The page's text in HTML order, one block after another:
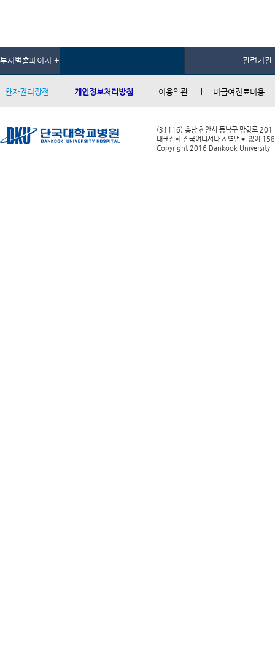
부서별홈페이지 + 관련기관
환자권리장전 개인정보처리방침 이용약관 비급여진료비용
(31116) 충남 천안시 동남구 망향로 201
대표전화 전국어디서나 지역번호 없이
Copyright 2016 Dankook University